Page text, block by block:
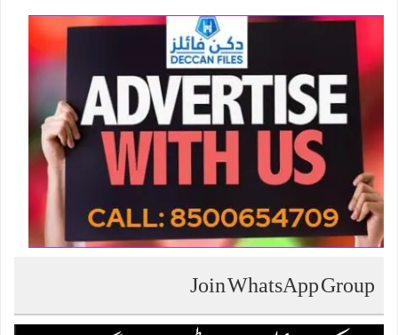
Join WhatsApp Group